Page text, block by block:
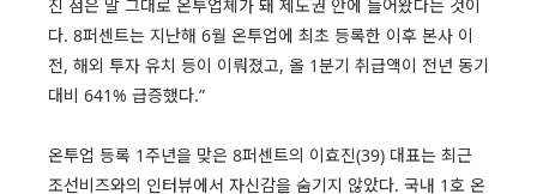
진 점은 말 그대로 온투업체가 돼 제도권 안에 들어왔다는 것이
다. 8퍼센트는 지난해 6월 온투업에 최초 등록한 이후 본사 이
전, 해외 투자 유치 등이 이뤄졌고, 올 1분기 취급액이 전년 동기
대비 641% 급증했다.”
온투업 등록 1주년을 맞은 8퍼센트의 이효진(39) 대표는 최근
조선비즈와의 인터뷰에서 자신감을 숨기지 않았다. 국내 1호 온